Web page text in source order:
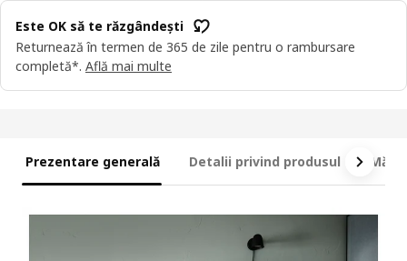
Este OK să te răzgândești
Returnează în termen de 365 de zile pentru o rambursare
completă*. Află mai multe
Prezentare generală Detalii privind produsul